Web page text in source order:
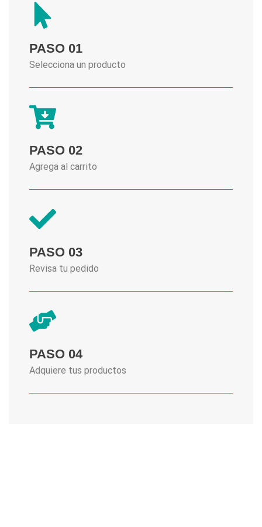
PASO 01
Selecciona un producto
PASO 02
Agrega al carrito
PASO 03
Revisa tu pedido
PASO 04
Adquiere tus productos